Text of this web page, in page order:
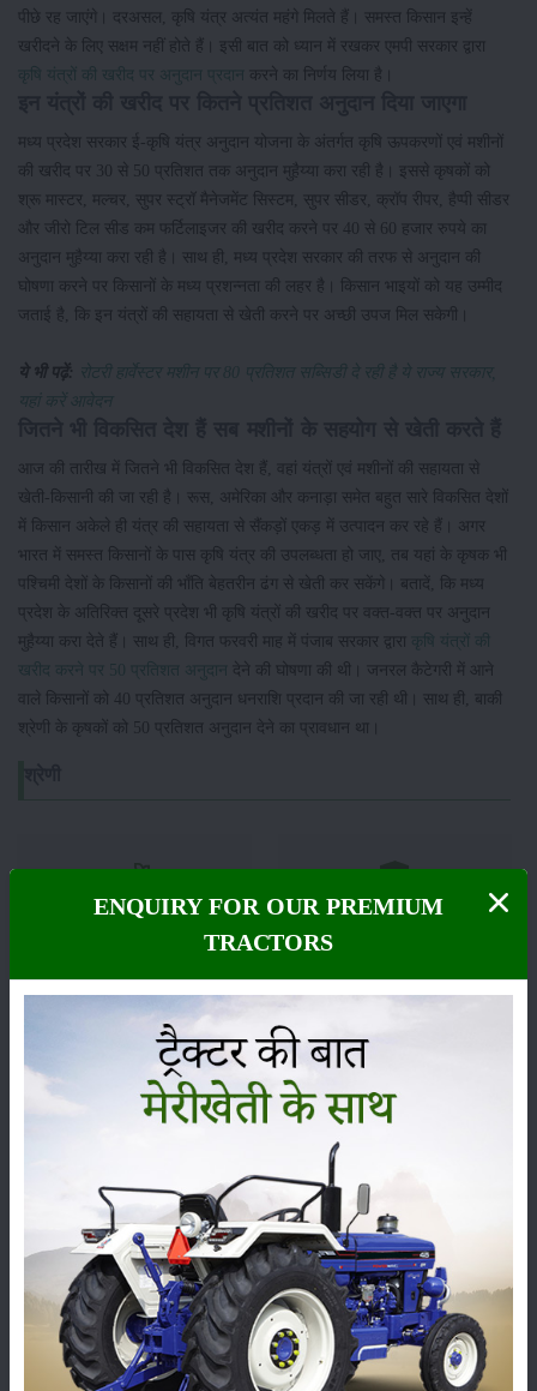
पीछे रह जाएंगे। दरअसल, कृषि यंत्र अत्यंत महंगे मिलते हैं। समस्त किसान इन्हें
खरीदने के लिए सक्षम नहीं होते हैं। इसी बात को ध्यान में रखकर एमपी सरकार द्वारा
कृषि यंत्रों की खरीद पर अनुदान प्रदान करने का निर्णय लिया है।
मध्य प्रदेश सरकार ई-कृषि यंत्र अनुदान योजना के अंतर्गत कृषि ऊपकरणों एवं मशीनों
की खरीद पर 30 से 50 प्रतिशत तक अनुदान मुहैय्या करा रही है। इससे कृषकों को
श्रू मास्टर, मल्चर, सुपर स्ट्रॉ मैनेजमेंट सिस्टम, सुपर सीडर, क्रॉप रीपर, हैप्पी सीडर
और जीरो टिल सीड कम फर्टिलाइजर की खरीद करने पर 40 से 60 हजार रुपये का
अनुदान मुहैय्या करा रही है। साथ ही, मध्य प्रदेश सरकार की तरफ से अनुदान की
घोषणा करने पर किसानों के मध्य प्रशन्नता की लहर है। किसान भाइयों को यह उम्मीद
जताई है, कि इन यंत्रों की सहायता से खेती करने पर अच्छी उपज मिल सकेगी।
ये भी पढ़ें: रोटरी हार्वेस्टर मशीन पर 80 प्रतिशत सब्सिडी दे रही है ये राज्य सरकार,
यहां करें आवेदन
आज की तारीख में जितने भी विकसित देश हैं, वहां यंत्रों एवं मशीनों की सहायता से
खेती-किसानी की जा रही है। रूस, अमेरिका और कनाड़ा समेत बहुत सारे विकसित देशों
में किसान अकेले ही यंत्र की सहायता से सैंकड़ों एकड़ में उत्पादन कर रहे हैं। अगर
भारत में समस्त किसानों के पास कृषि यंत्र की उपलब्धता हो जाए, तब यहां के कृषक भी
पश्चिमी देशों के किसानों की भाँति बेहतरीन ढंग से खेती कर सकेंगे। बतादें, कि मध्य
प्रदेश के अतिरिक्त दूसरे प्रदेश भी कृषि यंत्रों की खरीद पर वक्त-वक्त पर अनुदान
मुहैय्या करा देते हैं। साथ ही, विगत फरवरी माह में पंजाब सरकार द्वारा
कृषि यंत्रों की
खरीद करने पर 50 प्रतिशत अनुदान देने की घोषणा की थी। जनरल कैटेगरी में आने
वाले किसानों को 40 प्रतिशत अनुदान धनराशि प्रदान की जा रही थी। साथ ही, बाकी
श्रेणी के कृषकों को 50 प्रतिशत अनुदान देने का प्रावधान था।
फसल
कीटनाशक
कृषि यंत्र
सम्पादकीय अन्य
ENQUIRY FOR OUR PREMIUM
TRACTORS